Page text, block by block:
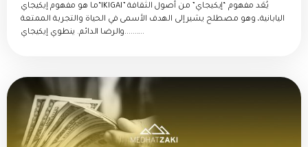
“إيكيجاي”: رحلة نحو النجاح والرضا
الشخصي
ما هو مفهوم إيكيجاي“IKIGAI” يُعَد مفهوم “إيكيجاي” من أصول الثقافة
اليابانية، وهو مصطلح يشير إلى الهدف الأسمى في الحياة والتجربة الممتعة
والرضا الدائم. ينطوي إيكيجاي..........